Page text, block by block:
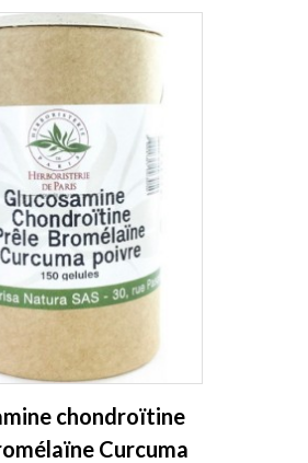
chondroïtine
Curcuma